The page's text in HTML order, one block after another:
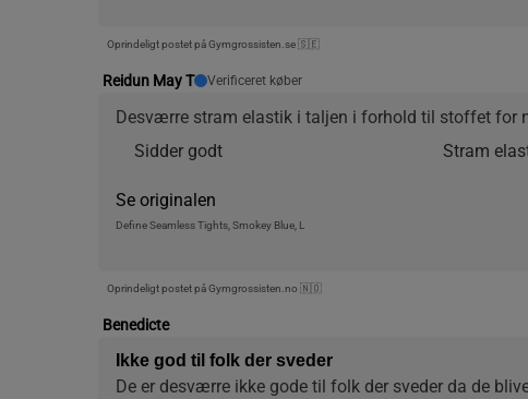
Oprindeligt postet på Gymgrossisten.se 🇸🇪
Reidun May T Verificeret køber
Desværre stram elastik i taljen i forhold til stoffet for
Sidder godt
Stram
Se originalen
Define Seamless Tights, Smokey Blue, L
Oprindeligt postet på Gymgrossisten.no 🇳🇴
Benedicte
Ikke god til folk der sveder
De er desværre ikke gode til folk der sveder da de